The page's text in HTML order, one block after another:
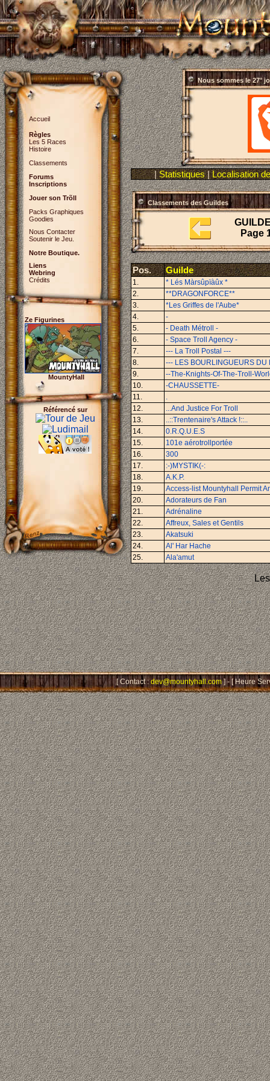
Accueil
Règles
Les 5 Races
Histoire
Classements
Forums
Inscriptions
Jouer son Trõll
Packs Graphiques
Goodies
Nous Contacter
Soutenir le Jeu.
Notre Boutique.
Liens
Webring
Crédits
Ze Figurines
MountyHall
Référencé sur
Nous sommes le 27°
|Statistiques|Localisation
Classements des Guildes
Page
Pos. Guilde
1.
* Lés Màrsûpïàûx *
2.
**DRAGONFORCE**
3.
*Les Griffes de l'Aube*
4.
-
5.
- Death Métroll -
6.
- Space Troll Agency -
7.
--- La Troll Postal ---
8.
--- LES BOURLINGUEURS DU
9.
--The-Knights-Of-The-Troll-
10.
-CHAUSSETTE-
11.
.
12.
...And Justice For Troll
13.
..::Trentenaire's Attack !::..
14.
0.R.Q.U.E.S
15.
101e aérotrollportée
16.
300
17.
:-)MYSTIK(-:
18.
A.K.P.
19.
Access-list Mountyhall Permit
20.
Adorateurs de Fan
21.
Adrénaline
22.
Affreux, Sales et Gentils
23.
Akatsuki
24.
Al' Har Hache
25.
Ala'amut
[ Contact :dev@mountyhall.com] - [ Heure